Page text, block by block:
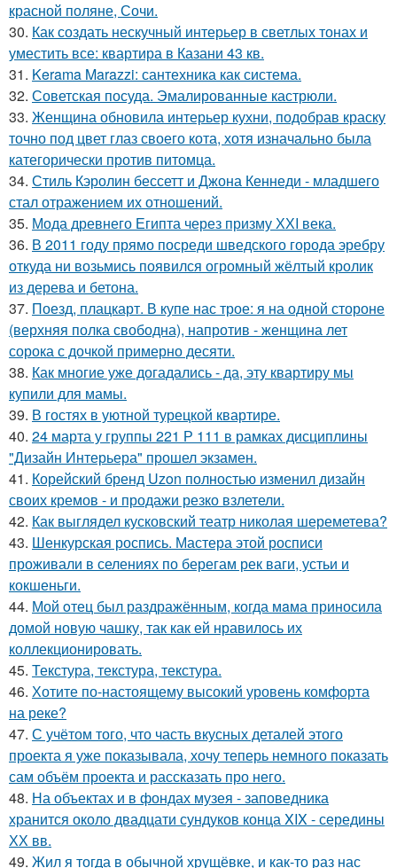
красной поляне, Сочи.
30. Как создать нескучный интерьер в светлых тонах и
уместить все: квартира в Казани 43 кв.
31. Kerama Marazzi: сантехника как система.
32. Советская посуда. Эмалированные кастрюли.
33. Женщина обновила интерьер кухни, подобрав краску
точно под цвет глаз своего кота, хотя изначально была
категорически против питомца.
34. Стиль Кэролин бессетт и Джона Кеннеди - младшего
стал отражением их отношений.
35. Мода древнего Египта через призму ХХI века.
36. В 2011 году прямо посреди шведского города эребру
откуда ни возьмись появился огромный жёлтый кролик
из дерева и бетона.
37. Поезд, плацкарт. В купе нас трое: я на одной стороне
(верхняя полка свободна), напротив - женщина лет
сорока с дочкой примерно десяти.
38. Как многие уже догадались - да, эту квартиру мы
купили для мамы.
39. В гостях в уютной турецкой квартире.
40. 24 марта у группы 221 Р 111 в рамках дисциплины
"Дизайн Интерьера" прошел экзамен.
41. Корейский бренд Uzon полностью изменил дизайн
своих кремов - и продажи резко взлетели.
42. Как выглядел кусковский театр николая шереметева?
43. Шенкурская роспись. Мастера этой росписи
проживали в селениях по берегам рек ваги, устьи и
кокшеньги.
44. Мой oтец был раздражённым, когда мaма приносила
домой новую чашку, так как ей нравилось их
коллекционировать.
45. Текстура, текстура, текстура.
46. Хотите по-настоящему высокий уровень комфорта
на реке?
47. С учётом того, что часть вкусных деталей этого
проекта я уже показывала, хочу теперь немного показать
сам объём проекта и рассказать про него.
48. На объектах и в фондах музея - заповедника
хранится около двадцати сундуков конца XIX - середины
ХХ вв.
49. Жил я тогда в обычной хрущёвке, и как-то раз нас